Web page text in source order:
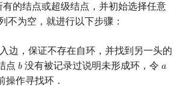
有的结点或超级结点，并初始选择任意
不为空，就进行以下步骤：
边，保证不存在自环，并找到另一头的
点 𝑏
b没有被记录过说明未形成环，令 𝑎
a
操作寻找环．